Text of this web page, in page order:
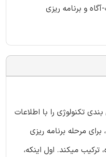
و برنامه ریزی
تکنولوژی را با اطلاعات
برای مرحله برنامه ریزی
میکند. اول اینکه،